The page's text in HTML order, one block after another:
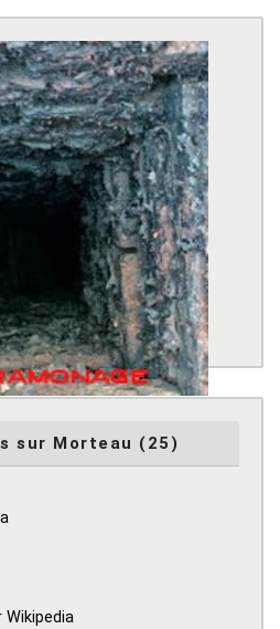
sur Morteau (25)
Wikipedia